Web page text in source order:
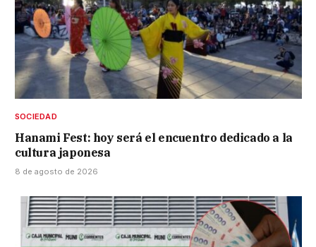
SOCIEDAD
Hanami Fest: hoy será el encuentro dedicado a la
cultura japonesa
8 de agosto de 2026